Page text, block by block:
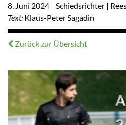
8. Juni 2024
Schiedsrichter |
Text: Klaus-Peter Sagadin
Zurück zur Übersicht